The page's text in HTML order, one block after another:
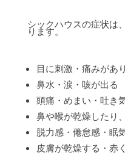
シックハウスの症状は
ります。
目に刺激・痛みがあ
鼻水・涙・咳が出る
頭痛・めまい・吐き
鼻や喉が乾燥したり
脱力感・倦怠感・眠
皮膚が乾燥する・赤